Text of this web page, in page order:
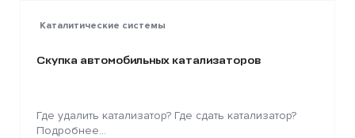
Каталитические системы
Скупка автомобильных катализаторов
Где удалить катализатор? Где сдать катализатор?
Подробнее...